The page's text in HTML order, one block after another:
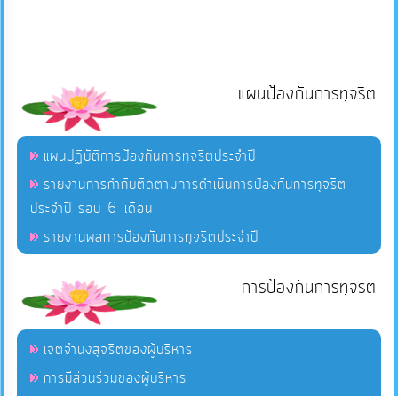
แผนป้องกันการทุจริต
แผนปฏิบัติการป้องกันการทุจริตประจำปี
รายงานการกำกับติดตามการดำเนินการป้องกันการทุจริต
ประจำปี รอบ 6 เดือน
รายงานผลการป้องกันการทุจริตประจำปี
การป้องกันการทุจริต
เจตจำนงสุจริตของผู้บริหาร
การมีส่วนร่วมของผู้บริหาร